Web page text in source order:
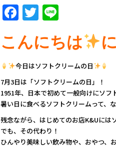
F
a
c
e
b
o
o
k
T
w
it
te
r
e
こんにちは
今日はソフトクリームの日
7月3日は「ソフトクリームの日」！
1951年、日本で初めて一般向けにソ
暑い日に食べるソフトクリームって、
残念ながら、はじめてのお店K&Uに
でも、その代わり！
ひんやり美味しい飲み物や、おやつ、